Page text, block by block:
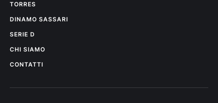
TORRES
DINAMO SASSARI
SERIE D
CHI SIAMO
CONTATTI